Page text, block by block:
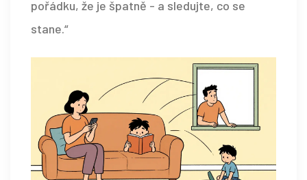
pořádku, že je špatně - a sledujte, co se
stane.“